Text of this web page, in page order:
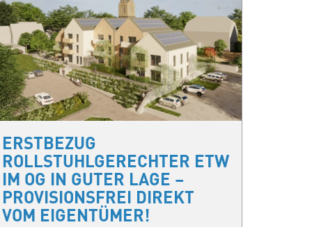
ERSTBEZUG
ROLLSTUHLGERECHTER ETW
IM OG IN GUTER LAGE –
PROVISIONSFREI DIREKT
VOM EIGENTÜMER!